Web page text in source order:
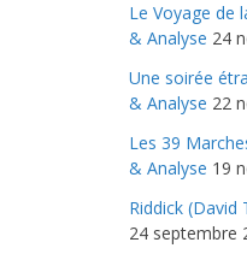
Le Voyage de
& Analyse 24
Une soirée
& Analyse 22
Les 39
& Analyse 19
Riddick (David
24 septembre